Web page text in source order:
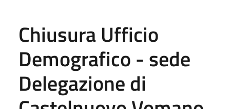
Chiusura Ufficio
Demografico - sede
Delegazione di